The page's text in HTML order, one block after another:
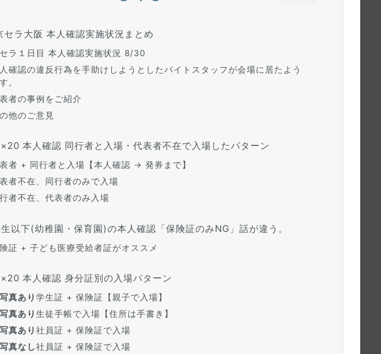
セラ大阪 本人確認実施状況まとめ
ラ１日目 本人確認実施状況 8/30
確認の違反行為を手助けしようとしたバイトスタッフが会場に居たよう
。
者の事例をご紹介
他のご意見
本人確認 同行者と入場・代表者不在で入場したパターン
者 + 同行者と入場【本人確認 → 発券まで】
者不在、同行者のみで入場
者不在、代表者のみ入場
以下(幼稚園・保育園)の本人確認「保険証のみNG」話が違う。
証 + 子ども医療受給者証がオススメ
本人確認 身分証別の入場パターン
真あり 学生証 + 保険証【親子で入場】
真あり 生徒手帳で入場【住所は手書き】
真あり 社員証 + 保険証で入場
真なし社員証 + 保険証で入場